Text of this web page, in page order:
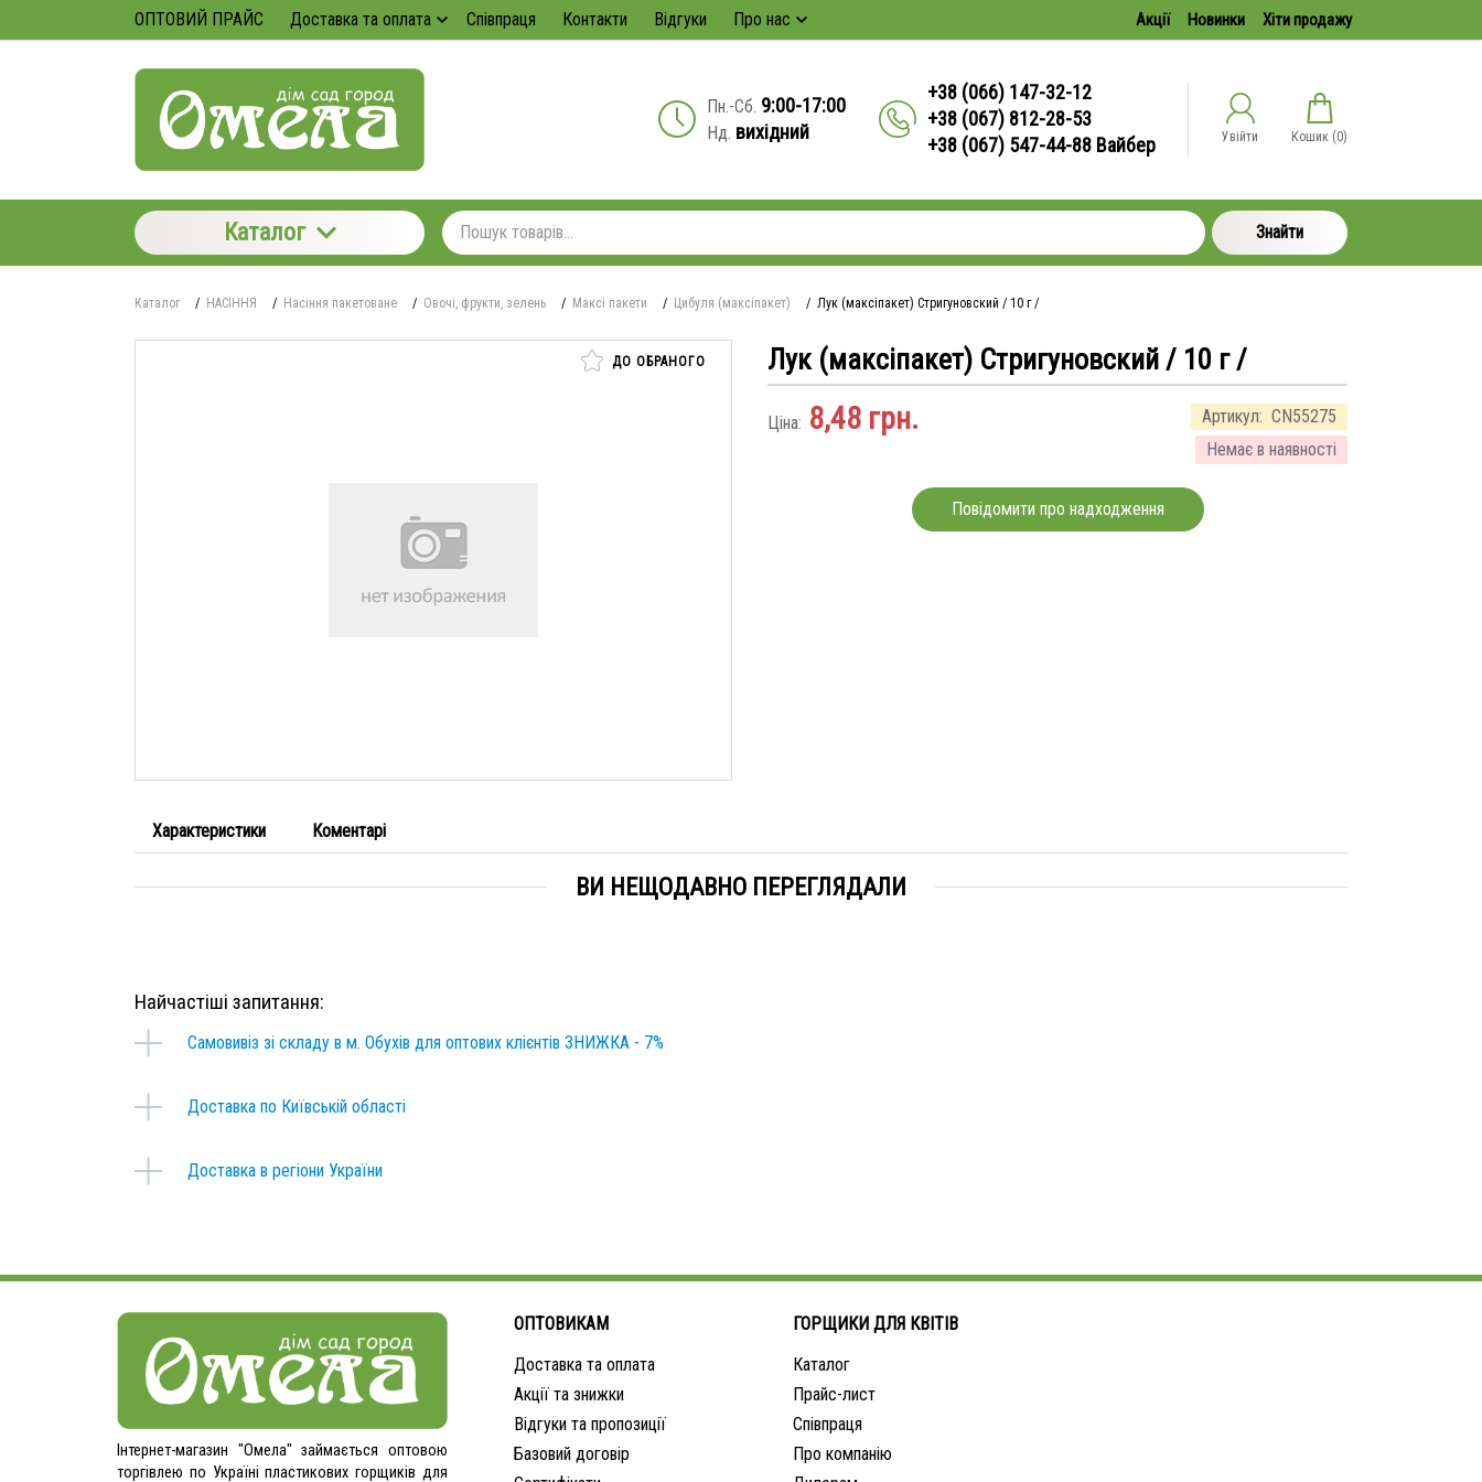
ОПТОВИЙ ПРАЙС Доставка та оплата Співпраця Контакти Відгуки Про нас Акції Новинки Хіти продажу
Пн.-Сб. 9:00-17:00
Нд. вихідний
+38 (066) 147-32-12
+38 (067) 812-28-53
+38 (067) 547-44-88 Вайбер
Увійти Кошик (0)
Каталог Знайти
Каталог / НАСІННЯ / Насіння пакетоване / Овочі, фрукти, зелень / Максі пакети / Цибуля (максіпакет) / Лук (максіпакет) Стригуновский / 10 г /
ДО ОБРАНОГО Лук (максіпакет) Стригуновский / 10 г /
Артикул: CN55275
Немає в наявності
Ціна: 8,48 грн.
Повідомити про надходження
Характеристики Коментарі
ВИ НЕЩОДАВНО ПЕРЕГЛЯДАЛИ
Найчастіші запитання:
Самовивіз зі складу в м. Обухів для оптових клієнтів ЗНИЖКА - 7%
Доставка по Київській області
Доставка в регіони України
Інтернет-магазин "Омела" займається оптовою
торгівлею по Україні пластикових горщиків для
ОПТОВИКАМ
Доставка та оплата
Акції та знижки
Відгуки та пропозиції
Базовий договір
ГОРЩИКИ ДЛЯ КВІТІВ
Каталог
Прайс-лист
Співпраця
Про компанію